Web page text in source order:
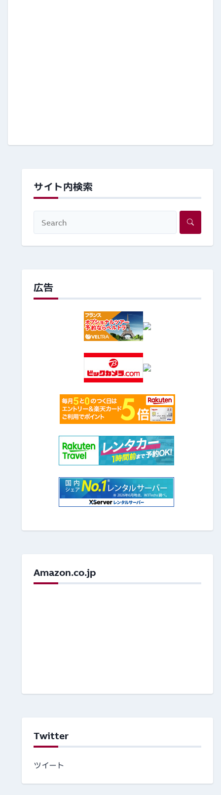
サイト内検索
広告
Amazon.co.jp
Twitter
ツイート